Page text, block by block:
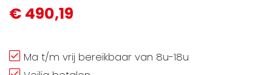
€ 490,19
Ma t/m vrij bereikbaar van 8u-18u